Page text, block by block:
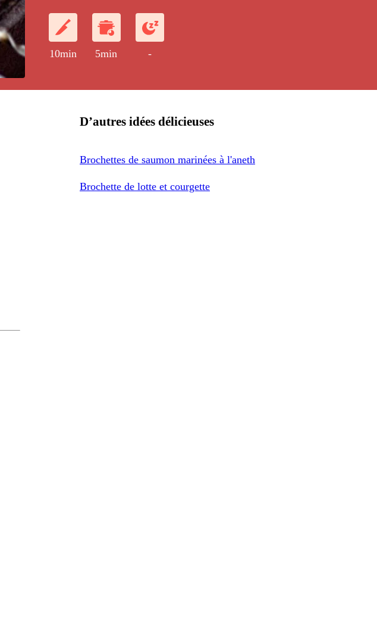
10min 5min -
D’autres idées délicieuses
Brochettes de saumon marinées à l'aneth
Brochette de lotte et courgette